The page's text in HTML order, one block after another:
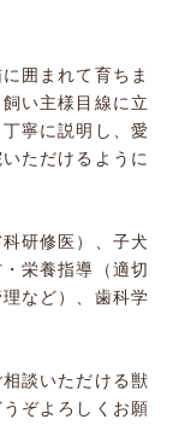
囲まれて育ちま
い主様目線に立
寧に説明し、愛
ただけるように
研修医）、子犬
栄養指導（適切
など）、歯科学
談いただける獣
ぞよろしくお願